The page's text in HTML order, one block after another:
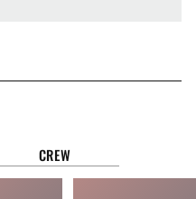
CREW